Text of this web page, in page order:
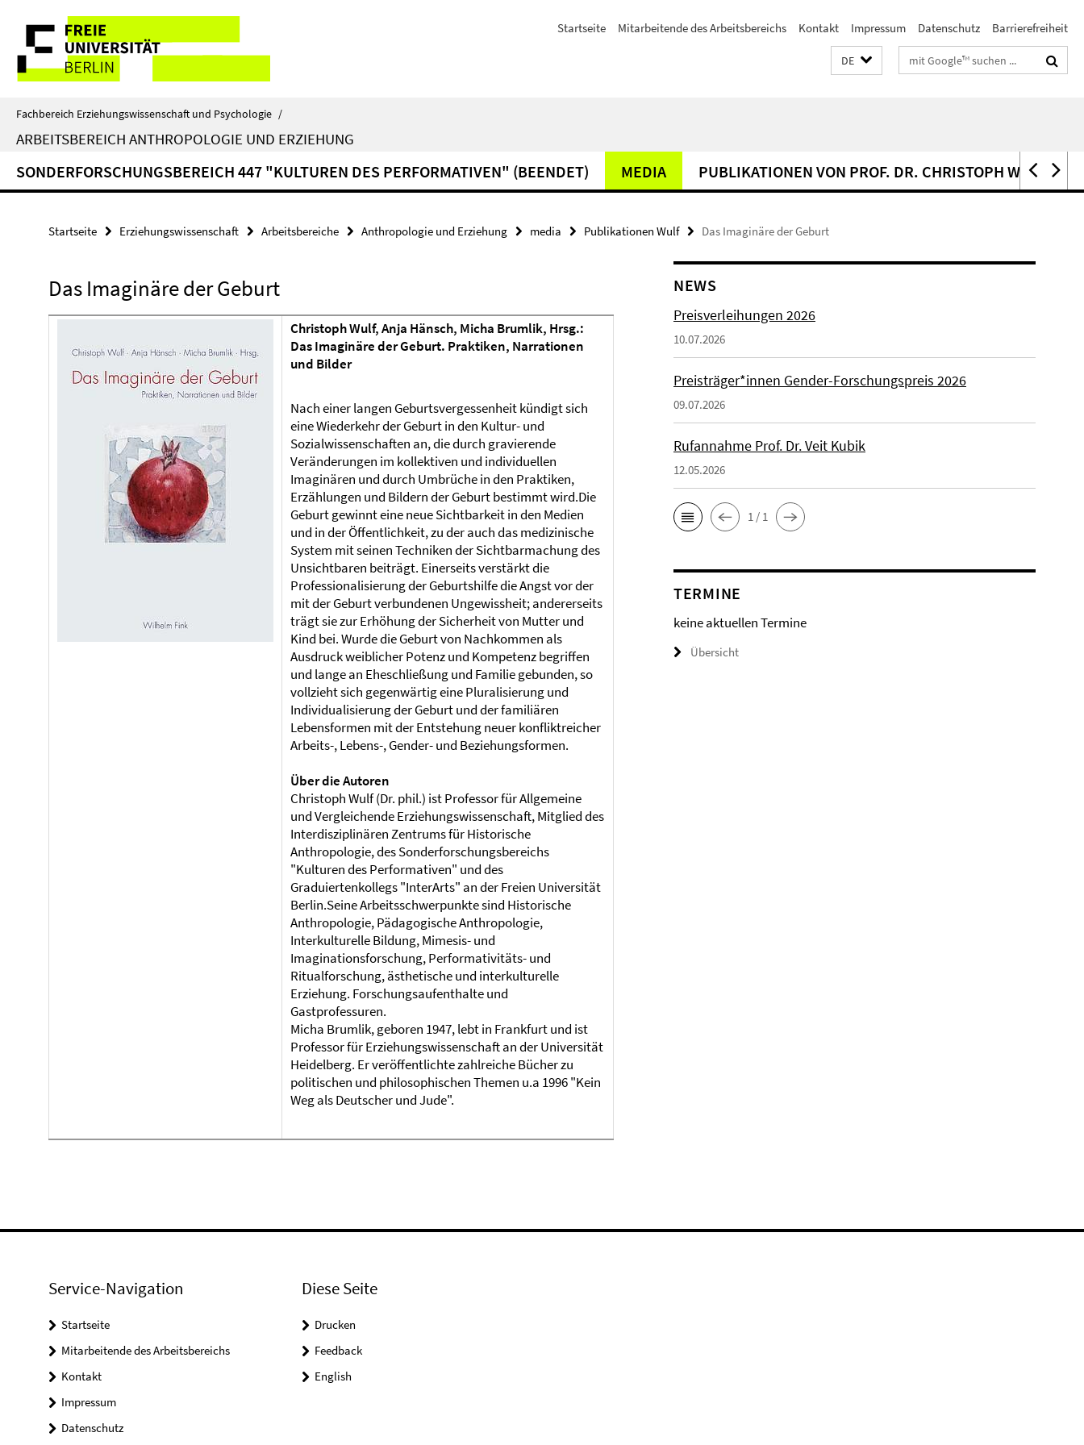
direkt
Inhalt
Service-
Navigation
Startseite Mitarbeitende des Arbeitsbereichs Kontakt Impressum Datenschutz Barrierefreiheit
DE Suchbegriffe
Fachbereich Erziehungswissenschaft und Psychologie /
ARBEITSBEREICH ANTHROPOLOGIE UND ERZIEHUNG
SONDERFORSCHUNGSBEREICH 447 "KULTUREN DES PERFORMATIVEN" (BEENDET) MEDIA PUBLIKATIONEN VON PROF. DR. CHRISTOPH WULF
Startseite Erziehungswissenschaft Arbeitsbereiche Anthropologie und Erziehung media Publikationen Wulf Das Imaginäre der Geburt
Das Imaginäre der Geburt
Christoph Wulf, Anja Hänsch, Micha Brumlik, Hrsg.:
Das Imaginäre der Geburt. Praktiken, Narrationen
und Bilder
Nach einer langen Geburtsvergessenheit kündigt sich
eine Wiederkehr der Geburt in den Kultur- und
Sozialwissenschaften an, die durch gravierende
Veränderungen im kollektiven und individuellen
Imaginären und durch Umbrüche in den Praktiken,
Erzählungen und Bildern der Geburt bestimmt wird.Die
Geburt gewinnt eine neue Sichtbarkeit in den Medien
und in der Öffentlichkeit, zu der auch das medizinische
System mit seinen Techniken der Sichtbarmachung des
Unsichtbaren beiträgt. Einerseits verstärkt die
Professionalisierung der Geburtshilfe die Angst vor der
mit der Geburt verbundenen Ungewissheit; andererseits
trägt sie zur Erhöhung der Sicherheit von Mutter und
Kind bei. Wurde die Geburt von Nachkommen als
Ausdruck weiblicher Potenz und Kompetenz begriffen
und lange an Eheschließung und Familie gebunden, so
vollzieht sich gegenwärtig eine Pluralisierung und
Individualisierung der Geburt und der familiären
Lebensformen mit der Entstehung neuer konfliktreicher
Arbeits-, Lebens-, Gender- und Beziehungsformen.
Über die Autoren
Christoph Wulf (Dr. phil.) ist Professor für Allgemeine
und Vergleichende Erziehungswissenschaft, Mitglied des
Interdisziplinären Zentrums für Historische
Anthropologie, des Sonderforschungsbereichs
"Kulturen des Performativen" und des
Graduiertenkollegs "InterArts" an der Freien Universität
Berlin.Seine Arbeitsschwerpunkte sind Historische
Anthropologie, Pädagogische Anthropologie,
Interkulturelle Bildung, Mimesis- und
Imaginationsforschung, Performativitäts- und
Ritualforschung, ästhetische und interkulturelle
Erziehung. Forschungsaufenthalte und
Gastprofessuren.
Micha Brumlik, geboren 1947, lebt in Frankfurt und ist
Professor für Erziehungswissenschaft an der Universität
Heidelberg. Er veröffentlichte zahlreiche Bücher zu
politischen und philosophischen Themen u.a 1996 "Kein
Weg als Deutscher und Jude".
NEWS
Preisverleihungen 2026
10.07.2026
Preisträger*innen Gender-Forschungspreis 2026
09.07.2026
Rufannahme Prof. Dr. Veit Kubik
12.05.2026
1 / 1
TERMINE
keine aktuellen Termine
Übersicht
Service-Navigation
Startseite
Mitarbeitende des Arbeitsbereichs
Kontakt
Impressum
Datenschutz
Diese Seite
Drucken
Feedback
English